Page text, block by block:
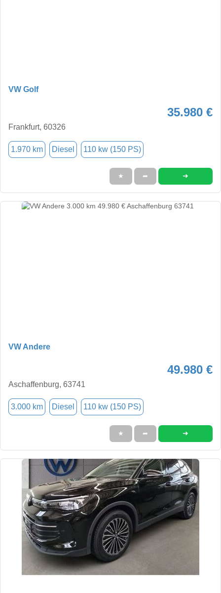
VW Golf
35.980 €
Frankfurt, 60326
1.970 km Diesel 110 kw (150 PS)
★ ➦ ➜
VW Andere
49.980 €
Aschaffenburg, 63741
3.000 km Diesel 110 kw (150 PS)
★ ➦ ➜